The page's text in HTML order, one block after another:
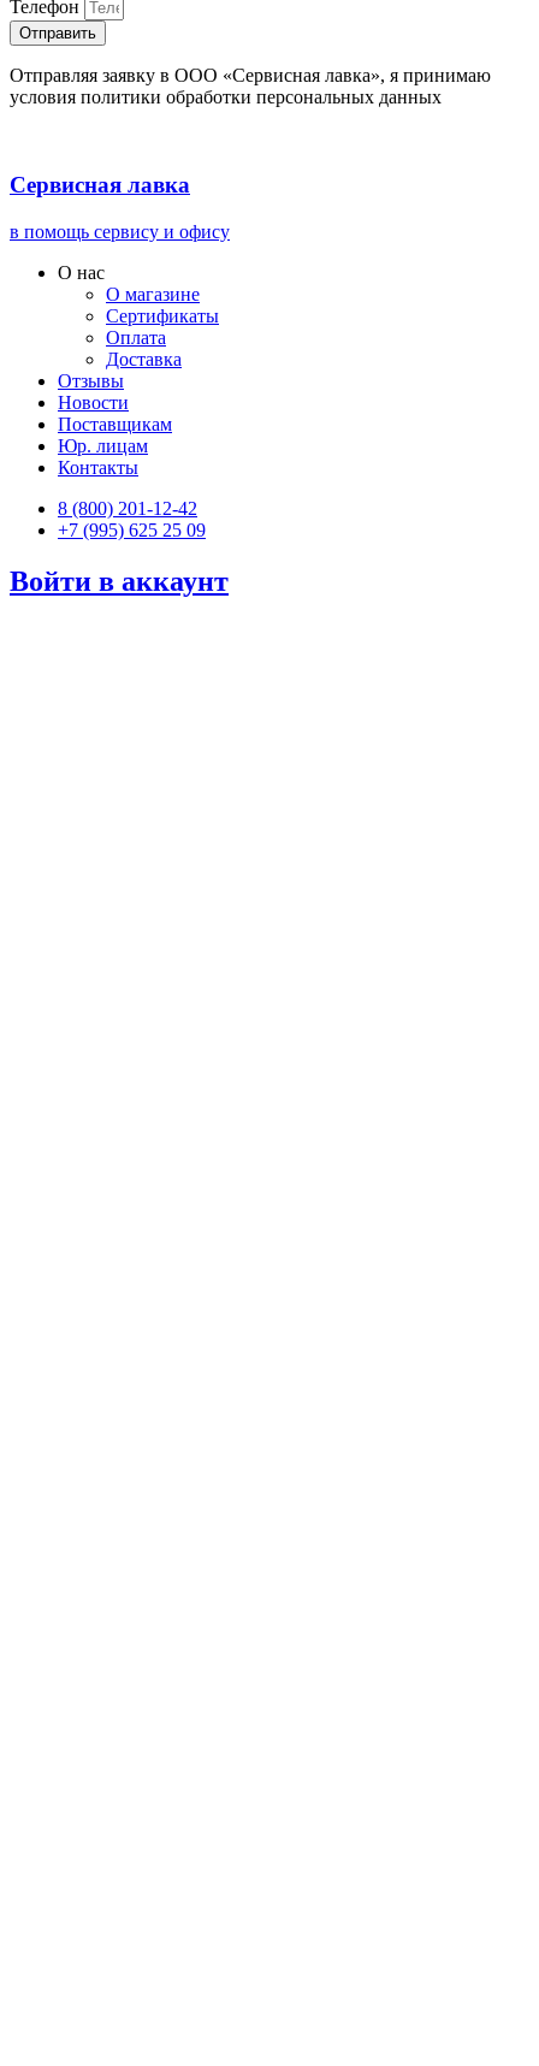
Телефон
Отправить
Отправляя заявку в ООО «Сервисная лавка», я принимаю
условия политики обработки персональных данных
Сервисная лавка
в помощь сервису и офису
О нас
О магазине
Сертификаты
Оплата
Доставка
Отзывы
Новости
Поставщикам
Юр. лицам
Контакты
8 (800) 201-12-42
+7 (995) 625 25 09
Войти в аккаунт